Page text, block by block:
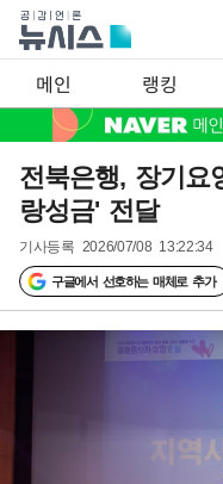
메인 랭킹
전북은행, 장기요
랑성금' 전달
기사등록 2026/07/08 13:22:34
구글에서 선호하는 매체로 추가